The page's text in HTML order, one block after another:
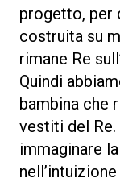
progetto, per
costruita su
rimane Re
Quindi
bambina che
vestiti del Re.
immaginare